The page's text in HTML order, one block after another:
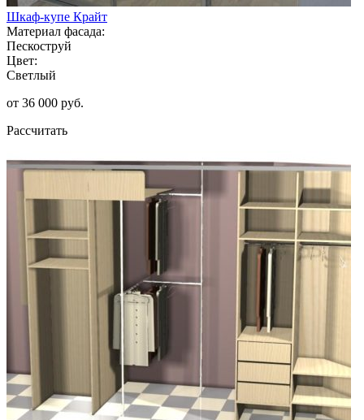
Шкаф-купе Крайт
Материал фасада:
Пескоструй
Цвет:
Светлый
от 36 000 руб.
Рассчитать